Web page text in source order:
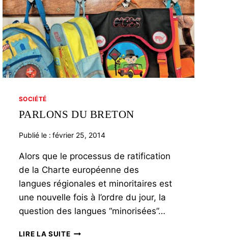
SOCIÉTÉ
PARLONS DU BRETON
Publié le : février 25, 2014
Alors que le processus de ratification
de la Charte européenne des
langues régionales et minoritaires est
une nouvelle fois à l’ordre du jour, la
question des langues “minorisées”…
LIRE LA SUITEPARLONS